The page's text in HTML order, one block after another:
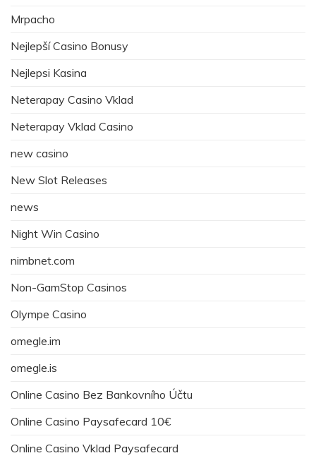
Mrpacho
Nejlepší Casino Bonusy
Nejlepsi Kasina
Neterapay Casino Vklad
Neterapay Vklad Casino
new casino
New Slot Releases
news
Night Win Casino
nimbnet.com
Non-GamStop Casinos
Olympe Casino
omegle.im
omegle.is
Online Casino Bez Bankovního Účtu
Online Casino Paysafecard 10€
Online Casino Vklad Paysafecard